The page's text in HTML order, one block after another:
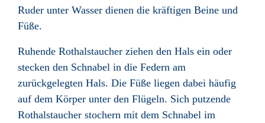
Ruder unter Wasser dienen die kräftigen Beine und
Füße.
Ruhende Rothalstaucher ziehen den Hals ein oder
stecken den Schnabel in die Federn am
zurückgelegten Hals. Die Füße liegen dabei häufig
auf dem Körper unter den Flügeln. Sich putzende
Rothalstaucher stochern mit dem Schnabel im